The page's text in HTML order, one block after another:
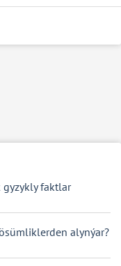
faktlar
alynýar?